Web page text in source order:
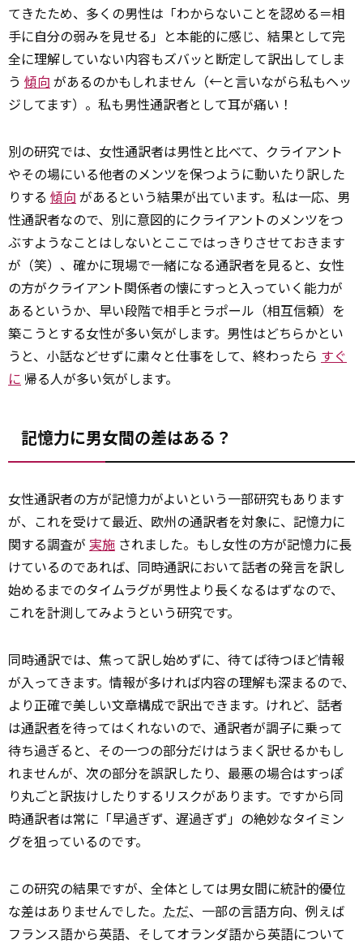
てきたため、多くの男性は「わからないことを認める＝相
手に自分の弱みを見せる」と本能的に感じ、結果として完
全に理解していない内容もズバッと断定して訳出してしま
う 傾向 があるのかもしれません（←と言いながら私もヘッ
ジしてます）。私も男性通訳者として耳が痛い！
別の研究では、女性通訳者は男性と比べて、クライアント
やその場にいる他者のメンツを保つように動いたり訳した
りする 傾向 があるという結果が出ています。私は一応、男
性通訳者なので、別に意図的にクライアントのメンツをつ
ぶすようなことはしないとここではっきりさせておきます
が（笑）、確かに現場で一緒になる通訳者を見ると、女性
の方がクライアント関係者の懐にすっと入っていく能力が
あるというか、早い段階で相手とラポール（相互信頼）を
築こうとする女性が多い気がします。男性はどちらかとい
うと、小話などせずに粛々と仕事をして、終わったら すぐ
に 帰る人が多い気がします。
記憶力に男女間の差はある？
女性通訳者の方が記憶力がよいという一部研究もあります
が、これを受けて最近、欧州の通訳者を対象に、記憶力に
関する調査が 実施 されました。もし女性の方が記憶力に長
けているのであれば、同時通訳において話者の発言を訳し
始めるまでのタイムラグが男性より長くなるはずなので、
これを計測してみようという研究です。
同時通訳では、焦って訳し始めずに、待てば待つほど情報
が入ってきます。情報が多ければ内容の理解も深まるので、
より正確で美しい文章構成で訳出できます。けれど、話者
は通訳者を待ってはくれないので、通訳者が調子に乗って
待ち過ぎると、その一つの部分だけはうまく訳せるかもし
れませんが、次の部分を誤訳したり、最悪の場合はすっぽ
り丸ごと訳抜けしたりするリスクがあります。ですから同
時通訳者は常に「早過ぎず、遅過ぎず」の絶妙なタイミン
グを狙っているのです。
この研究の結果ですが、全体としては男女間に統計的優位
な差はありませんでした。 ただ、一部の言語方向、例えば
フランス語から英語、そしてオランダ語から英語について